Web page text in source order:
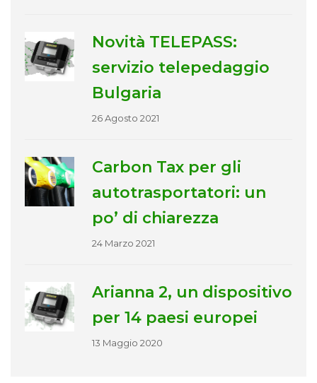
Novità TELEPASS:
servizio telepedaggio
Bulgaria
26 Agosto 2021
Carbon Tax per gli
autotrasportatori: un
po’ di chiarezza
24 Marzo 2021
Arianna 2, un dispositivo
per 14 paesi europei
13 Maggio 2020